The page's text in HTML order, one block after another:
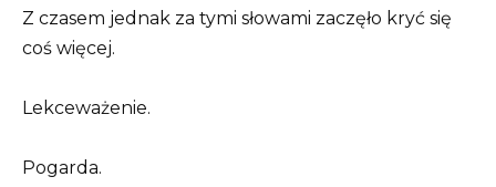
Z czasem jednak za tymi słowami zaczęło kryć się
coś więcej.
Lekceważenie.
Pogarda.